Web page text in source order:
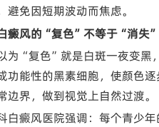
避免因短期波动而焦虑。
癜风的“复色”不等于“消失”
为“复色”就是白斑一夜变黑
功能性的黑素细胞，使颜色
边界，做到视觉上自然过渡。
白癜风医院强调：每个青少